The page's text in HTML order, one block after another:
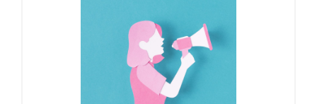
sesión, conducida por Ana Fca. Medina
Rodríguez y Dolores Úbeda Cuenca, tuvo
una duración de una hora y media y reunió a
16 participantes, todas ellas muy implicadas